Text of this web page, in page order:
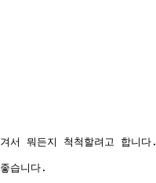
서 뭐든지 척척할려고 합니다.
습니다.